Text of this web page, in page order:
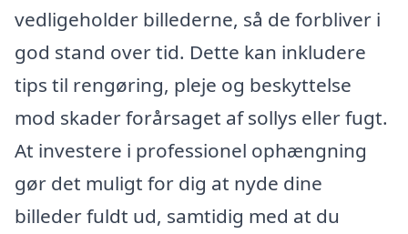
vedligeholder billederne, så de forbliver i
god stand over tid. Dette kan inkludere
tips til rengøring, pleje og beskyttelse
mod skader forårsaget af sollys eller fugt.
At investere i professionel ophængning
gør det muligt for dig at nyde dine
billeder fuldt ud, samtidig med at du